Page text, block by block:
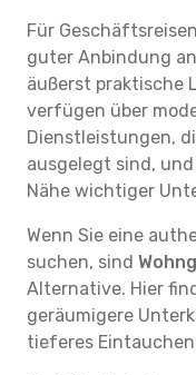
Für
guter Anbindung
äußerst praktische
verfügen über
Dienstleistungen,
ausgelegt sind,
Nähe wichtiger
Wenn Sie eine
suchen, sind
Alternative. Hier
geräumigere
tieferes